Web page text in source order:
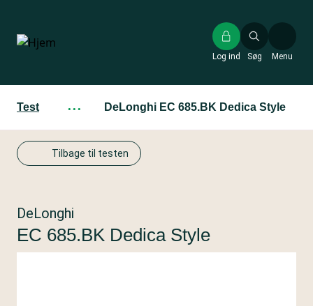
hovedindhold
Søg
Log ind Menu
Test ··· DeLonghi EC 685.BK Dedica Style
Tilbage til testen
DeLonghi
EC 685.BK Dedica Style